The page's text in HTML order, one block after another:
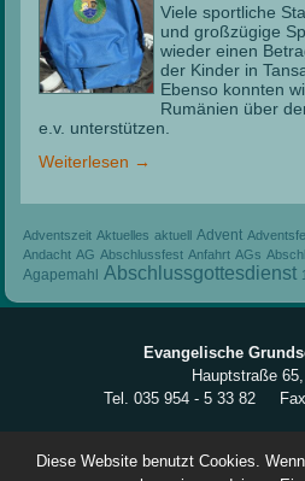
Viele sportliche
und großzügige
wieder einen
der Kinder in
Ebenso konnten
Rumänien über
e.v. unterstützen.
Weiterlesen →
Adventszeit Aktuelles aktuell Advent
Andacht AG Abschlussfest Anfahrt AGs
Agapemahl Abschlussgottesdienst
Evangelische
Hauptstraße
Tel. 035 954 - 5 33 82
Evangelisches Schulzentrum Gaußig
Diese Website benutzt Cookies.